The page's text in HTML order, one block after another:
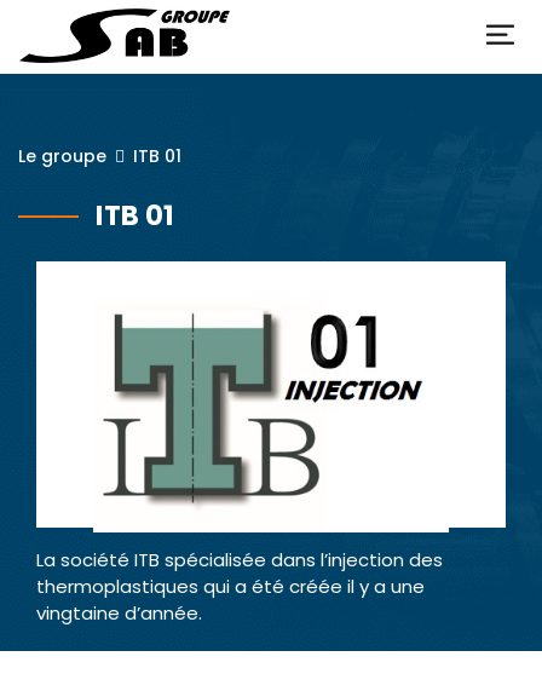
Le groupe ITB 01
ITB 01
La société ITB spécialisée dans l’injection des
thermoplastiques qui a été créée il y a une
vingtaine d’année.